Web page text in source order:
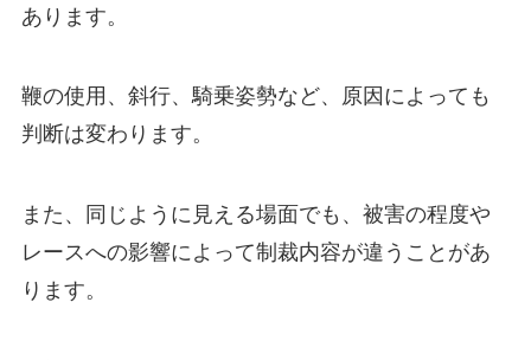
あります。
鞭の使用、斜行、騎乗姿勢など、原因によっても
判断は変わります。
また、同じように見える場面でも、被害の程度や
レースへの影響によって制裁内容が違うことがあ
ります。